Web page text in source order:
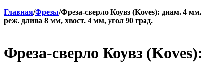
Главная/Фрезы/Фреза-сверло Коувз (Koves): диам. 4 мм,
реж. длина 8 мм, хвост. 4 мм, угол 90 град.
Фреза-сверло Коувз (Koves):